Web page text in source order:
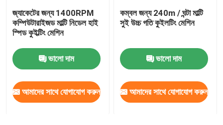
জ্যাকেটের জন্য 1400RPM
কম্পিউটারাইজড মাল্টি নিডেল হাই
স্পিড কুইল্টিং মেশিন
ভালো দাম
আমাদের সাথে যোগাযোগ করুন
কম্বল জন্য 240m / ঘন্টা মাল্টি
সুই উচ্চ গতি কুইলটিং মেশিন
ভালো দাম
আমাদের সাথে যোগাযোগ করুন